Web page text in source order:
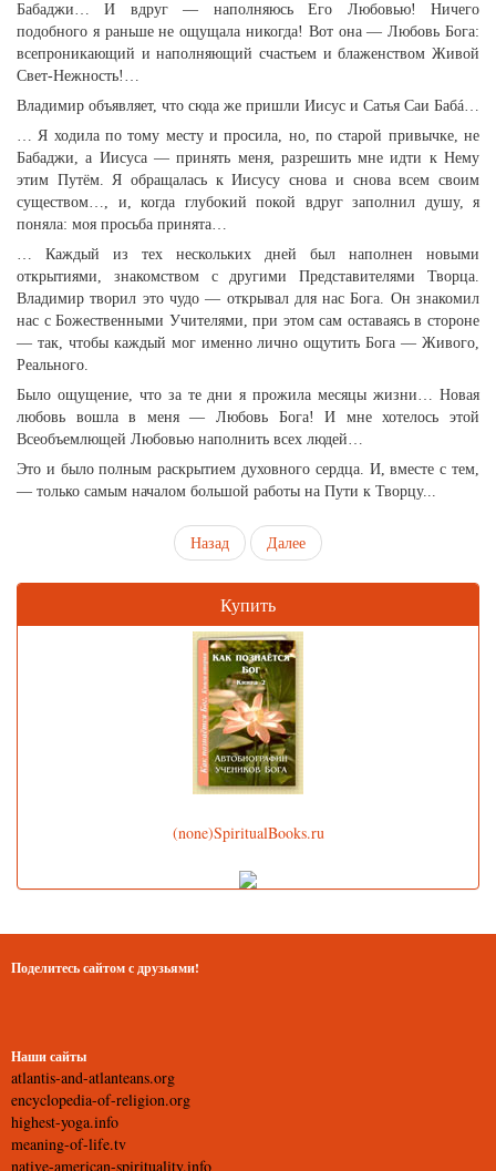
Бабаджи… И вдруг — наполняюсь Его Любовью! Ничего
подобного я раньше не ощущала никогда! Вот она — Любовь Бога:
всепроникающий и наполняющий счастьем и блаженством Живой
Свет-Нежность!…
Владимир объявляет, что сюда же пришли Иисус и Сатья Саи Бабá…
… Я ходила по тому месту и просила, но, по старой привычке, не
Бабаджи, а Иисуса — принять меня, разрешить мне идти к Нему
этим Путём. Я обращалась к Иисусу снова и снова всем своим
существом…, и, когда глубокий покой вдруг заполнил душу, я
поняла: моя просьба принята…
… Каждый из тех нескольких дней был наполнен новыми
открытиями, знакомством с другими Представителями Творца.
Владимир творил это чудо — открывал для нас Бога. Он знакомил
нас с Божественными Учителями, при этом сам оставаясь в стороне
— так, чтобы каждый мог именно лично ощутить Бога — Живого,
Реального.
Было ощущение, что за те дни я прожила месяцы жизни… Новая
любовь вошла в меня — Любовь Бога! И мне хотелось этой
Всеобъемлющей Любовью наполнить всех людей…
Это и было полным раскрытием духовного сердца. И, вместе с тем,
— только самым началом большой работы на Пути к Творцу...
Назад Далее
Купить
(none)SpiritualBooks.ru
Поделитесь сайтом с друзьями!
Наши сайты
atlantis-and-atlanteans.org
encyclopedia-of-religion.org
highest-yoga.info
meaning-of-life.tv
native-american-spirituality.info